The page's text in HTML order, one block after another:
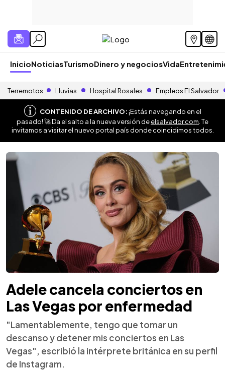
InicioNoticiasTurismoDinero y negociosVida
Terremotos Lluvias Hospital Rosales Empleos El Salvador
CONTENIDO DE ARCHIVO:¡Estás navegando en el
pasado! 🚀 Da el salto a la nueva versión deelsalvador.com . Te
invitamos a visitar el nuevo portal país donde coincidimos todos.
Adele cancela conciertos en
Las Vegas por enfermedad
"Lamentablemente, tengo que tomar un
descanso y detener mis conciertos en Las
Vegas", escribió la intérprete británica en su perfil
de Instagram.